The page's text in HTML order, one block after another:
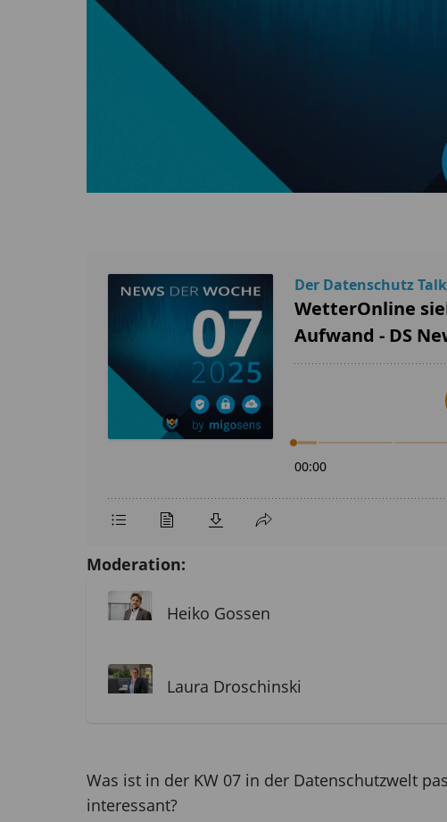
Moderation:
Heiko Gossen
Laura Droschinski
Was ist in der KW 07 in der Datenschutzwelt
interessant?